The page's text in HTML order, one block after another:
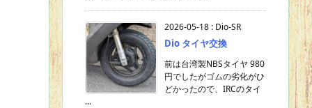
2026-05-18 : Dio-SR
Dio タイヤ交換
前は台湾製NBSタイヤ 980
円でしたがゴムの劣化がひ
どかったので、IRCのタイ
...